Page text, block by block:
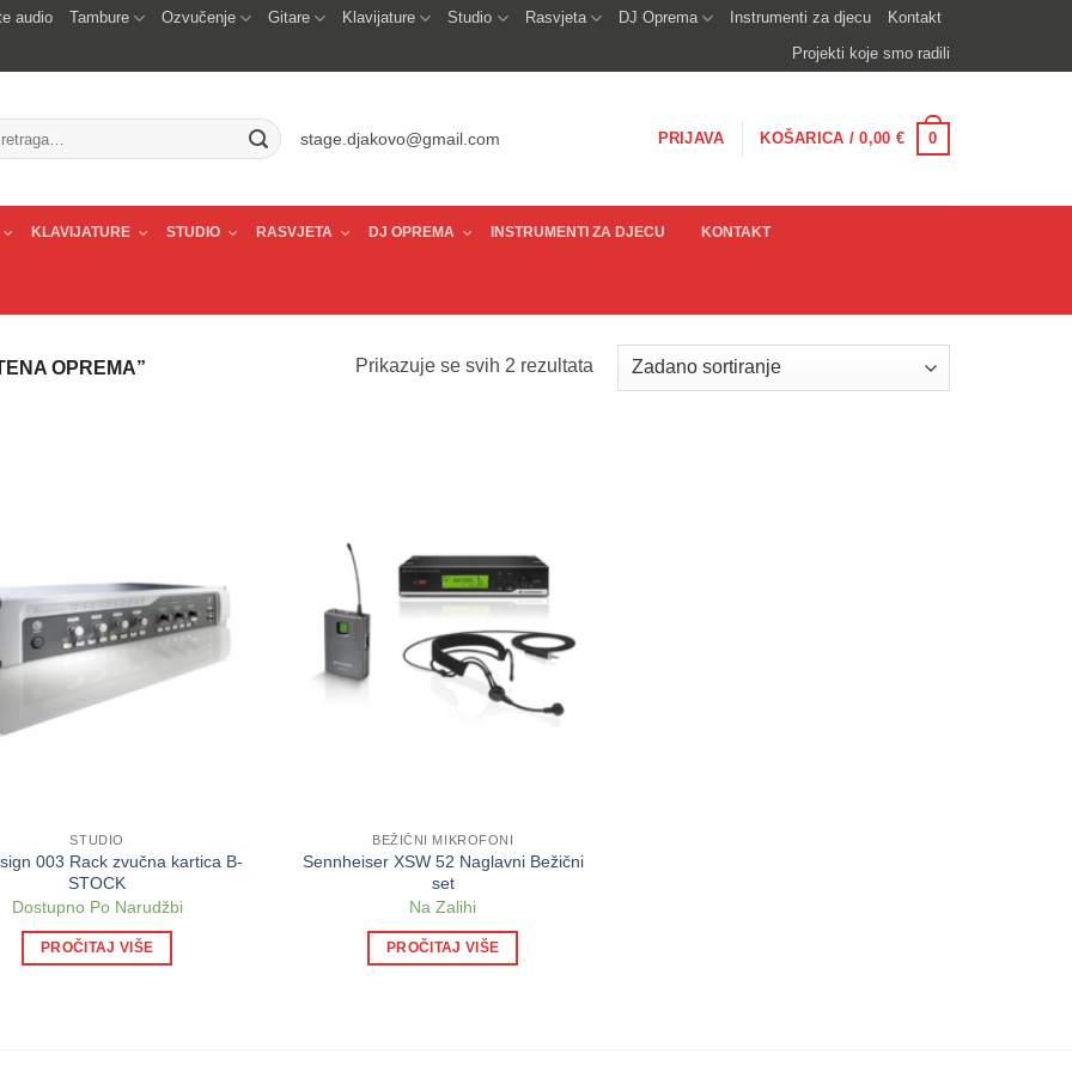
audio Tambure Ozvučenje Gitare Klavijature Studio Rasvjeta DJ Oprema Instrumenti za djecu
Kontakt
Projekti koje smo radili
stage.djakovo@gmail.com PRIJAVA KOŠARICA /0,00 € 0
KLAVIJATURE STUDIO RASVJETA DJ OPREMA INSTRUMENTI ZA DJECU KONTAKT
OPREMA” Prikazuje se svih 2 rezultata
STUDIO
003 Rack zvučna kartica B-
STOCK
Dostupno Po Narudžbi
PROČITAJ VIŠE
BEŽIČNI MIKROFONI
Sennheiser XSW 52 Naglavni Bežični
set
Na Zalihi
PROČITAJ VIŠE